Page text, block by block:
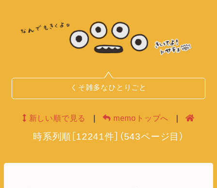
くそ雑多なひとりごと
新しい順で見る memoトップへ
時系列順 12241件］ （543ページ目）